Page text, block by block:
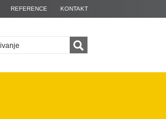
REFERENCE KONTAKT